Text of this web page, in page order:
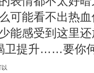
可能看不出热
能感受到这里
卫提升……要你